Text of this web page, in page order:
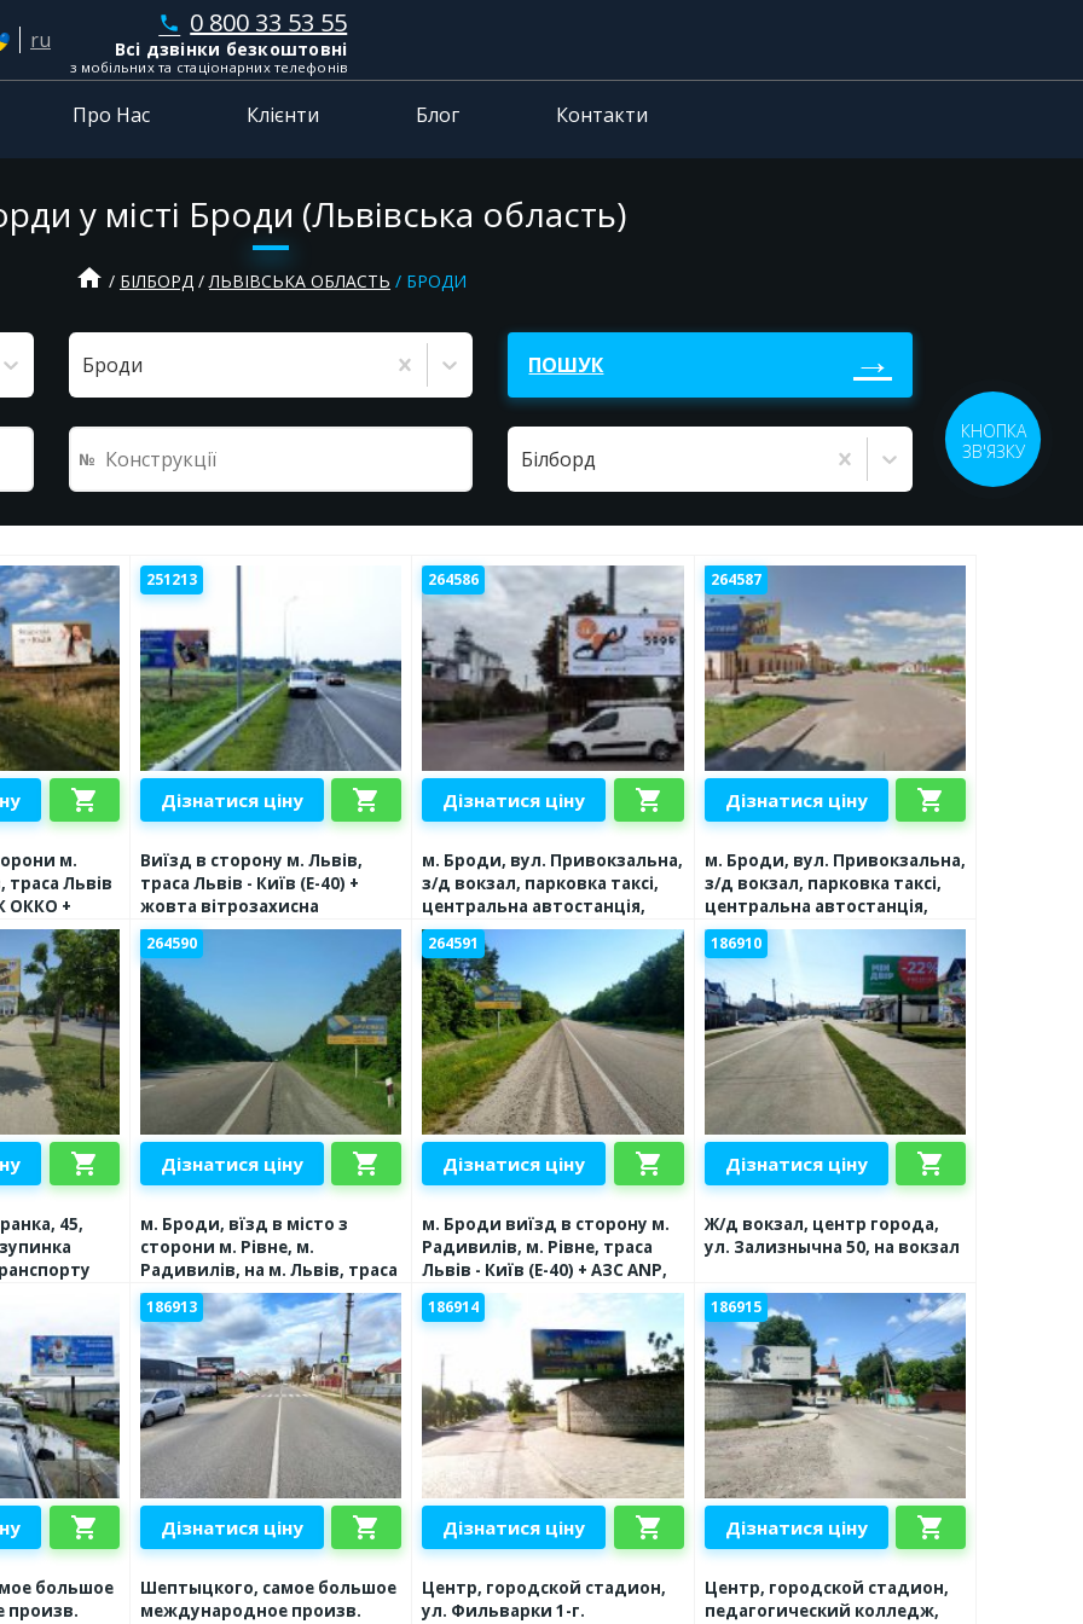
ru
phone 0 800 33 53 55
Всі дзвінки безкоштовні
з мобільних та стаціонарних телефонів
Про Нас Клієнти Блог Контакти
у місті Броди (Львівська область)
home БІЛБОРД ЛЬВІВСЬКА ОБЛАСТЬ БРОДИ
Броди
Білборд
ПОШУК
shopping_cart
м.
траса Львів
ОККО +
251213
Дізнатися ціну shopping_cart
Виїзд в сторону м. Львів,
траса Львів - Київ (Е-40) +
жовта вітрозахисна
люмінесцентна рамка, + АЗК
ОККО
264586
Дізнатися ціну shopping_cart
м. Броди, вул. Привокзальна,
з/д вокзал, парковка таксі,
центральна автостанція,
великий трафік, транзит
264587
Дізнатися ціну shopping_cart
м. Броди, вул. Привокзальна,
з/д вокзал, парковка таксі,
центральна автостанція,
великий трафік, транзит
shopping_cart
45,
264590
Дізнатися ціну shopping_cart
м. Броди, вїзд в місто з
сторони м. Рівне, м.
Радивилів, на м. Львів, траса
Львів - Київ (Е-40) + АЗС ANP,
висока конструкція
264591
Дізнатися ціну shopping_cart
м. Броди виїзд в сторону м.
Радивилів, м. Рівне, траса
Львів - Київ (Е-40) + АЗС ANP,
висока конструкція
186910
Дізнатися ціну shopping_cart
Ж/д вокзал, центр города,
ул. Зализнычна 50, на вокзал
shopping_cart
большое
произв.
186913
Дізнатися ціну shopping_cart
Шептыцкого, самое большое
международное произв.
186914
Дізнатися ціну shopping_cart
Центр, городской стадион,
ул. Фильварки 1-г.
186915
Дізнатися ціну shopping_cart
Центр, городской стадион,
педагогический колледж,
КНОПКА
ЗВ'ЯЗКУ